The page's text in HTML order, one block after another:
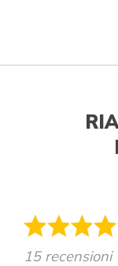
15 recensioni